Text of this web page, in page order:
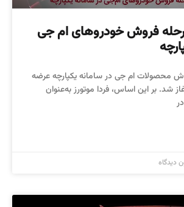
فروش خودروهای ام جی
محصولات ام جی در سامانه یکپارچه عرضه
شد. بر این اساس، فردا موتورز به‌عنوان
دیدگاه